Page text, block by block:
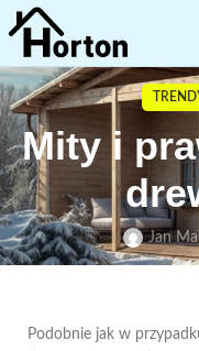
Mity i
Jan
Podobnie jak w